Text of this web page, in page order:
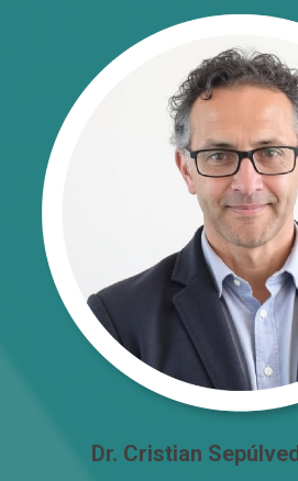
Dr. Cristian